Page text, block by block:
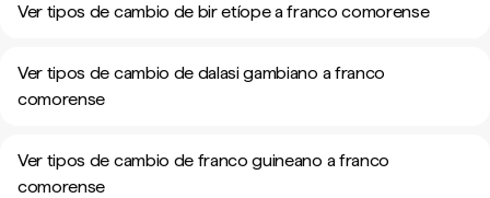
Ver tipos de cambio de bir etíope a franco comorense
Ver tipos de cambio de dalasi gambiano a franco
comorense
Ver tipos de cambio de franco guineano a franco
comorense